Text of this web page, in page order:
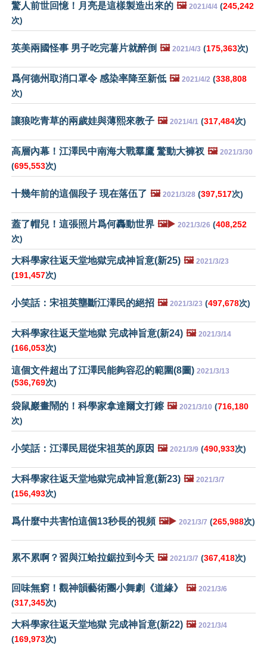
驚人前世回憶！月亮是這樣製造出來的 🖼️ 2021/4/4 (245,242
次)
英美兩國怪事 男子吃完薯片就醉倒 🖼️ 2021/4/3 (175,363次)
爲何德州取消口罩令 感染率降至新低 🖼️ 2021/4/2 (338,808
次)
讓狼吃青草的兩歲娃與薄熙來教子 🖼️ 2021/4/1 (317,484次)
高層內幕！江澤民中南海大戰羣鷹 驚動大褲衩 🖼️ 2021/3/30
(695,553次)
十幾年前的這個段子 現在落伍了 🖼️ 2021/3/28 (397,517次)
蓋了帽兒！這張照片爲何轟動世界 🖼️▶️ 2021/3/26 (408,252
次)
大科學家往返天堂地獄完成神旨意(新25) 🖼️ 2021/3/23
(191,457次)
小笑話：宋祖英壟斷江澤民的絕招 🖼️ 2021/3/23 (497,678次)
大科學家往返天堂地獄 完成神旨意(新24) 🖼️ 2021/3/14
(166,053次)
這個文件超出了江澤民能夠容忍的範圍(8圖) 2021/3/13
(536,769次)
袋鼠巖畫鬧的！科學家拿達爾文打鑔 🖼️ 2021/3/10 (716,180
次)
小笑話：江澤民屈從宋祖英的原因 🖼️ 2021/3/9 (490,933次)
大科學家往返天堂地獄完成神旨意(新23) 🖼️ 2021/3/7
(156,493次)
爲什麼中共害怕這個13秒長的視頻 🖼️▶️ 2021/3/7 (265,988次)
累不累啊？習與江蛤拉鋸拉到今天 🖼️ 2021/3/7 (367,418次)
回味無窮！觀神韻藝術團小舞劇《道緣》 🖼️ 2021/3/6
(317,345次)
大科學家往返天堂地獄 完成神旨意(新22) 🖼️ 2021/3/4
(169,973次)